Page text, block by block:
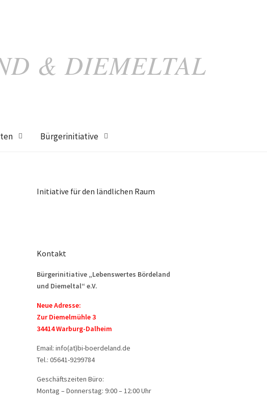
& DIEMELTAL
Bürgerinitiative
Initiative für den ländlichen Raum
Kontakt
Bürgerinitiative „Lebenswertes Bördeland
und Diemeltal“ e.V.
Neue Adresse:
Zur Diemelmühle 3
34414 Warburg-Dalheim
Email: info(at)bi-boerdeland.de
Tel.: 05641-9299784
Geschäftszeiten Büro:
Montag – Donnerstag: 9:00 – 12:00 Uhr